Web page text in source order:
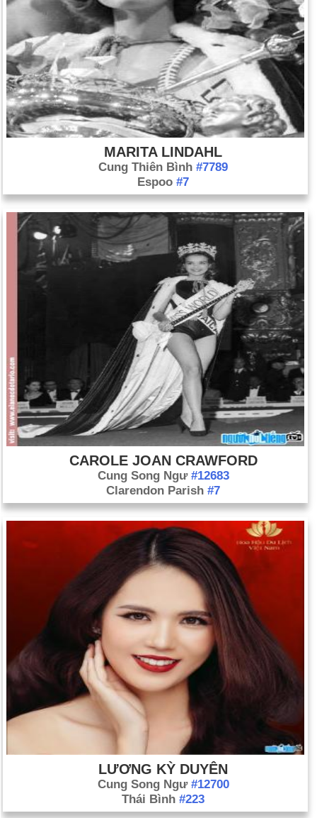
MARITA LINDAHL
Cung Thiên Bình #7789
Espoo #7
CAROLE JOAN CRAWFORD
Cung Song Ngư #12683
Clarendon Parish #7
LƯƠNG KỲ DUYÊN
Cung Song Ngư #12700
Thái Bình #223